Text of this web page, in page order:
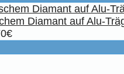
Diamant auf Alu-